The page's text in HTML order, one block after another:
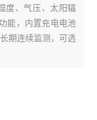
度、气压、太阳辐
能，内置充电电池
期连续监测，可选